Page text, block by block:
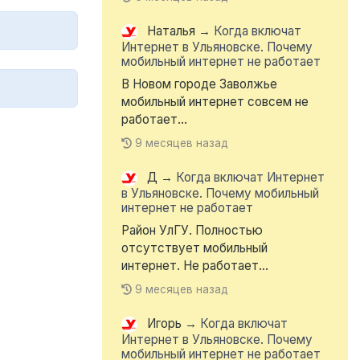
Наталья → Когда включат
Интернет в Ульяновске. Почему
мобильный интернет не работает
В Новом городе Заволжье
мобильный интернет совсем не
работает...
9 месяцев назад
Д → Когда включат Интернет
в Ульяновске. Почему мобильный
интернет не работает
Район УлГУ. Полностью
отсутствует мобильный
интернет. Не работает...
9 месяцев назад
Игорь → Когда включат
Интернет в Ульяновске. Почему
мобильный интернет не работает